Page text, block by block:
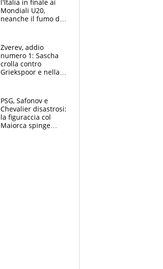
l'Italia in finale ai
Mondiali U20,
neanche il fumo di
Zverev, addio
numero 1: Sascha
crolla contro
Griekspoor e nella
terzo. Quanti malori
a Montreal
PSG, Safonov e
Chevalier disastrosi:
la figuraccia col
Maiorca spinge